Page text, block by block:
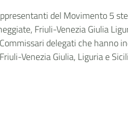
del Movimento 5
Friuli-Venezia Giulia​
delegati che hanno
Venezia Giulia​, Liguria e